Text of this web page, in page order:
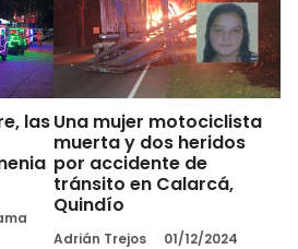
lasUna mujer motociclista
muerta y dos heridos
por accidente de
tránsito en Calarcá,
Quindío
Adrián Trejos 01/12/2024